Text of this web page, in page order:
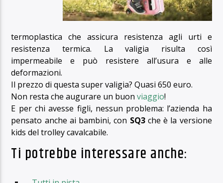
termoplastica che assicura resistenza agli urti e
resistenza termica. La valigia risulta così
impermeabile e può resistere all’usura e alle
deformazioni.
Il prezzo di questa super valigia? Quasi 650 euro.
Non resta che augurare un buonviaggio!
E per chi avesse figli, nessun problema: l’azienda ha
pensato anche ai bambini, con SQ3che è la versione
kids del trolley cavalcabile.
Ti potrebbe interessare anche: